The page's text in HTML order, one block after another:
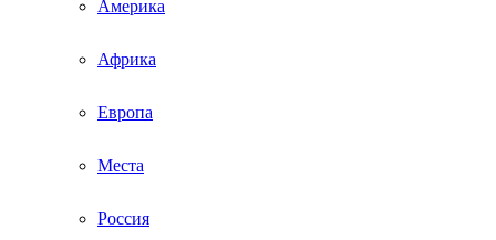
Америка
Африка
Европа
Места
Россия